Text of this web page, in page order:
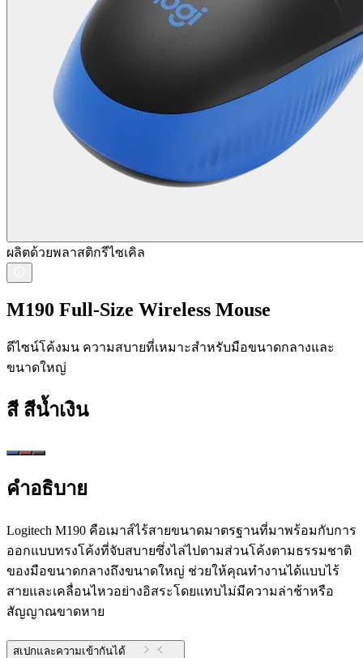
ผลิตด้วยพลาสติกรีไซเคิล
M190 Full-Size Wireless Mouse
ดีไซน์โค้งมน ความสบายที่เหมาะสำหรับมือขนาดกลางและ
ขนาดใหญ่
สี สีน้ำเงิน
คำอธิบาย
Logitech M190 คือเมาส์ไร้สายขนาดมาตรฐานที่มาพร้อมกับการ
ออกแบบทรงโค้งที่จับสบายซึ่งไล่ไปตามส่วนโค้งตามธรรมชาติ
ของมือขนาดกลางถึงขนาดใหญ่ ช่วยให้คุณทำงานได้แบบไร้
สายและเคลื่อนไหวอย่างอิสระโดยแทบไม่มีความล่าช้าหรือ
สัญญาณขาดหาย
สเปกและความเข้ากันได้